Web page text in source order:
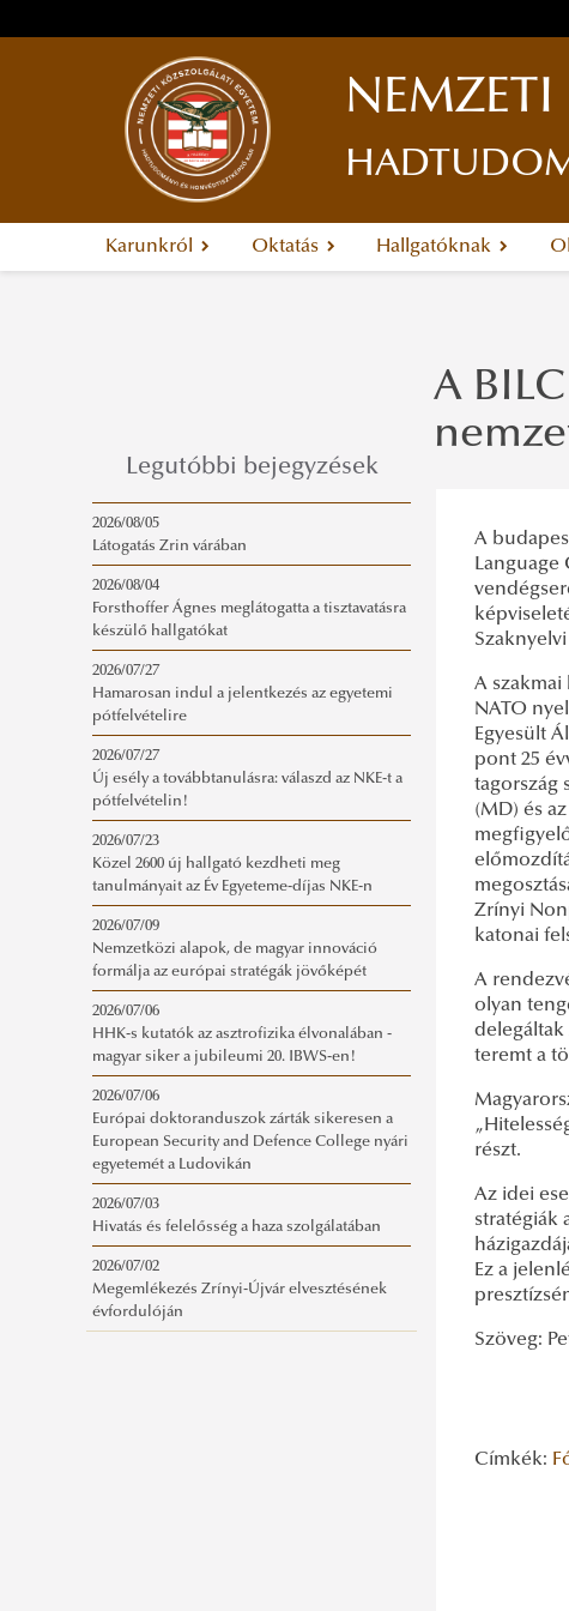
NEMZETI
Karunkról Oktatás Hallgatóknak
Legutóbbi bejegyzések
2026/08/05
Látogatás Zrin várában
2026/08/04
Forsthoffer Ágnes meglátogatta a tisztavatásra
készülő hallgatókat
2026/07/27
Hamarosan indul a jelentkezés az egyetemi
pótfelvételire
2026/07/27
Új esély a továbbtanulásra: válaszd az NKE-t a
pótfelvételin!
2026/07/23
Közel 2600 új hallgató kezdheti meg
tanulmányait az Év Egyeteme-díjas NKE-n
2026/07/09
Nemzetközi alapok, de magyar innováció
formálja az európai stratégák jövőképét
2026/07/06
HHK-s kutatók az asztrofizika élvonalában -
magyar siker a jubileumi 20. IBWS-en!
2026/07/06
Európai doktoranduszok zárták sikeresen a
European Security and Defence College nyári
egyetemét a Ludovikán
2026/07/03
Hivatás és felelősség a haza szolgálatában
2026/07/02
Megemlékezés Zrínyi-Újvár elvesztésének
évfordulóján
A
A
Language
A
NATO
Egyesült
pont 25
tagország
(MD) és
Zrínyi
katonai
A
olyan
teremt a
részt.
Az idei
stratégiák
Ez a
Szöveg:
Címkék: